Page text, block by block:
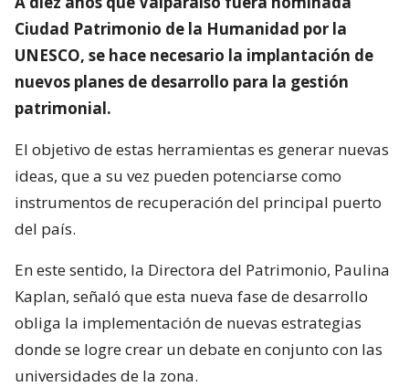
Ciudad Patrimonio de la Humanidad por la
UNESCO, se hace necesario la implantación de
nuevos planes de desarrollo para la gestión
patrimonial.
El objetivo de estas herramientas es generar nuevas
ideas, que a su vez pueden potenciarse como
instrumentos de recuperación del principal puerto
del país.
En este sentido, la Directora del Patrimonio, Paulina
Kaplan, señaló que esta nueva fase de desarrollo
obliga la implementación de nuevas estrategias
donde se logre crear un debate en conjunto con las
universidades de la zona.